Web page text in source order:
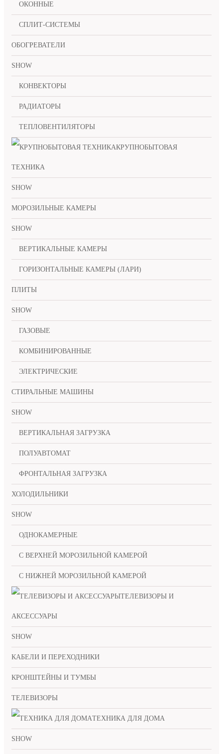
ОКОННЫЕ
СПЛИТ-СИСТЕМЫ
ОБОГРЕВАТЕЛИ
SHOW
КОНВЕКТОРЫ
РАДИАТОРЫ
ТЕПЛОВЕНТИЛЯТОРЫ
КРУПНОБЫТОВАЯ
ТЕХНИКА
SHOW
МОРОЗИЛЬНЫЕ КАМЕРЫ
SHOW
ВЕРТИКАЛЬНЫЕ КАМЕРЫ
ГОРИЗОНТАЛЬНЫЕ КАМЕРЫ (ЛАРИ)
ПЛИТЫ
SHOW
ГАЗОВЫЕ
КОМБИНИРОВАННЫЕ
ЭЛЕКТРИЧЕСКИЕ
СТИРАЛЬНЫЕ МАШИНЫ
SHOW
ВЕРТИКАЛЬНАЯ ЗАГРУЗКА
ПОЛУАВТОМАТ
ФРОНТАЛЬНАЯ ЗАГРУЗКА
ХОЛОДИЛЬНИКИ
SHOW
ОДНОКАМЕРНЫЕ
С ВЕРХНЕЙ МОРОЗИЛЬНОЙ КАМЕРОЙ
С НИЖНЕЙ МОРОЗИЛЬНОЙ КАМЕРОЙ
ТЕЛЕВИЗОРЫ И
АКСЕССУАРЫ
SHOW
КАБЕЛИ И ПЕРЕХОДНИКИ
КРОНШТЕЙНЫ И ТУМБЫ
ТЕЛЕВИЗОРЫ
ТЕХНИКА ДЛЯ ДОМА
SHOW